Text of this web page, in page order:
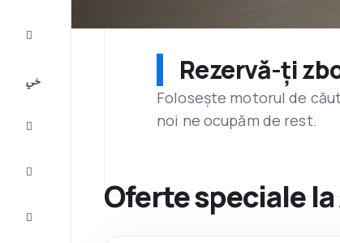
Rezervă-ți
Folosește motorul de
noi ne ocupăm de rest.
Oferte speciale